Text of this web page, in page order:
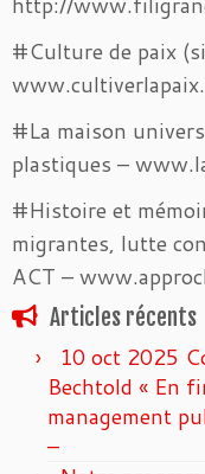
#Culture de paix
#La maison
plastiques –
#Histoire et
migrantes, lutte
ACT –
Articles récents
10 oct 2025
Bechtold « En
management
–